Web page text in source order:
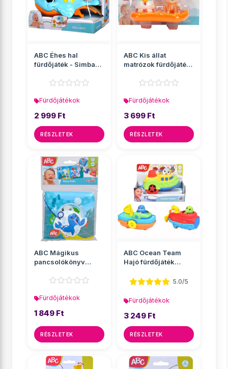
ABC Éhes hal
fürdőjáték - Simba
Fürdőjátékok
2 999 Ft
RÉSZLETEK
ABC Kis állat
matrózok fürdőjáték
Fürdőjátékok
3 699 Ft
RÉSZLETEK
ABC Mágikus
pancsolókönyv
Toys
Fürdőjátékok
1 849 Ft
RÉSZLETEK
ABC Ocean Team
Hajó fürdőjáték
v...
5.0/5
Fürdőjátékok
3 249 Ft
RÉSZLETEK